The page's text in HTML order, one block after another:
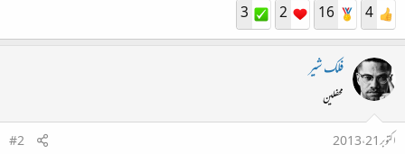
4
16
2
3
فلک شیر
محفلین
اکتوبر 21، 2013
#2